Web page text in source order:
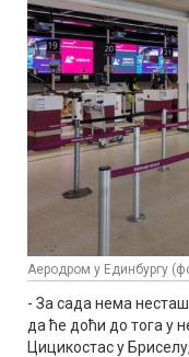
Аеродром у Единбургу
- За сада нема
да ће доћи до тога у
Цицикостас у